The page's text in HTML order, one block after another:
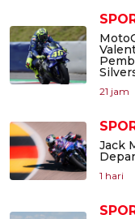
21 jam
Jack
1 hari